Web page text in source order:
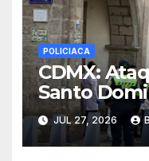
POLICIACA
CDMX:
Santo
dos heridos
JUL 27, 2026